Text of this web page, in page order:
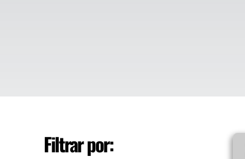
Filtrar por: